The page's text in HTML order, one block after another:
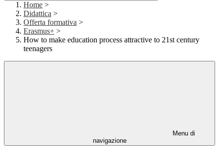
Home >
Didattica >
Offerta formativa >
Erasmus+ >
How to make education process attractive to 21st century
teenagers
Menu di
navigazione